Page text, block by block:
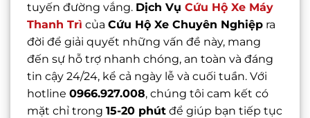
tuyến đường vắng. Dịch Vụ Cứu Hộ Xe Máy
Thanh Trì của Cứu Hộ Xe Chuyên Nghiệp ra
đời để giải quyết những vấn đề này, mang
đến sự hỗ trợ nhanh chóng, an toàn và đáng
tin cậy 24/24, kể cả ngày lễ và cuối tuần. Với
hotline 0966.927.008, chúng tôi cam kết có
mặt chỉ trong 15-20 phút để giúp bạn tiếp tục